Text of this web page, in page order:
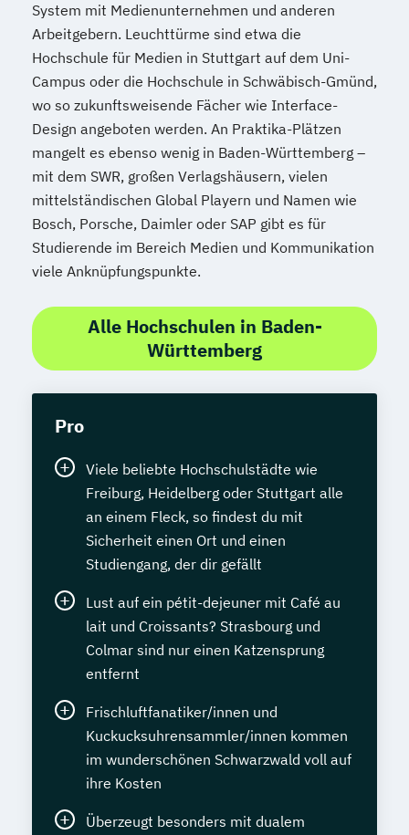
System mit Medienunternehmen und anderen
Arbeitgebern. Leuchttürme sind etwa die
Hochschule für Medien in Stuttgart auf dem Uni-
Campus oder die Hochschule in Schwäbisch-Gmünd,
wo so zukunftsweisende Fächer wie Interface-
Design angeboten werden. An Praktika-Plätzen
mangelt es ebenso wenig in Baden-Württemberg –
mit dem SWR, großen Verlagshäusern, vielen
mittelständischen Global Playern und Namen wie
Bosch, Porsche, Daimler oder SAP gibt es für
Studierende im Bereich Medien und Kommunikation
viele Anknüpfungspunkte.
Alle Hochschulen in Baden-
Württemberg
Pro
Viele beliebte Hochschulstädte wie
Freiburg, Heidelberg oder Stuttgart alle
an einem Fleck, so findest du mit
Sicherheit einen Ort und einen
Studiengang, der dir gefällt
Lust auf ein pétit-dejeuner mit Café au
lait und Croissants? Strasbourg und
Colmar sind nur einen Katzensprung
entfernt
Frischluftfanatiker/innen und
Kuckucksuhrensammler/innen kommen
im wunderschönen Schwarzwald voll auf
ihre Kosten
Überzeugt besonders mit dualem